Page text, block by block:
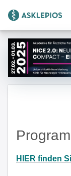
Zur Startseite
HIER finden